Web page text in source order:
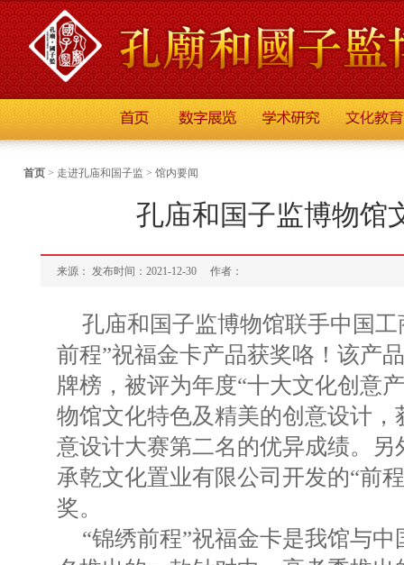
首页 > 走进孔庙和国子监 > 馆内要闻
孔庙和国子监博物馆
来源： 发布时间：2021-12-30 作者：
孔庙和国子监博物馆联手中国
前程”祝福金卡产品获奖咯！该产
牌榜，被评为年度“十大文化创意
物馆文化特色及精美的创意设计，
意设计大赛第二名的优异成绩。
承乾文化置业有限公司开发的“前
奖。
“锦绣前程”祝福金卡是我馆与